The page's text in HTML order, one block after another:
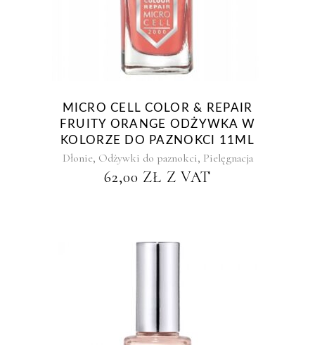
MICRO CELL COLOR & REPAIR
FRUITY ORANGE ODŻYWKA W
KOLORZE DO PAZNOKCI 11ML
Dłonie, Odżywki do paznokci, Pielęgnacja
62,00 ZŁ Z VAT